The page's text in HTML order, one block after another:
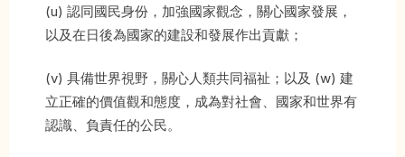
(u) 認同國民身份，加強國家觀念，關心國家發展，
以及在日後為國家的建設和發展作出貢獻；
(v) 具備世界視野，關心人類共同福祉；以及 (w) 建
立正確的價值觀和態度，成為對社會、國家和世界有
認識、負責任的公民。